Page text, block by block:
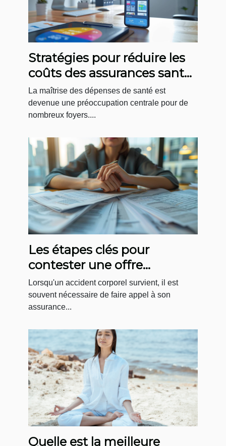
Stratégies pour réduire les
coûts des assurances santé
grâce aux comparateurs en
ligne
La maîtrise des dépenses de santé est
devenue une préoccupation centrale pour de
nombreux foyers....
Les étapes clés pour
contester une offre
d'assurance après un
accident corporel
Lorsqu'un accident corporel survient, il est
souvent nécessaire de faire appel à son
assurance...
Quelle est la meilleure